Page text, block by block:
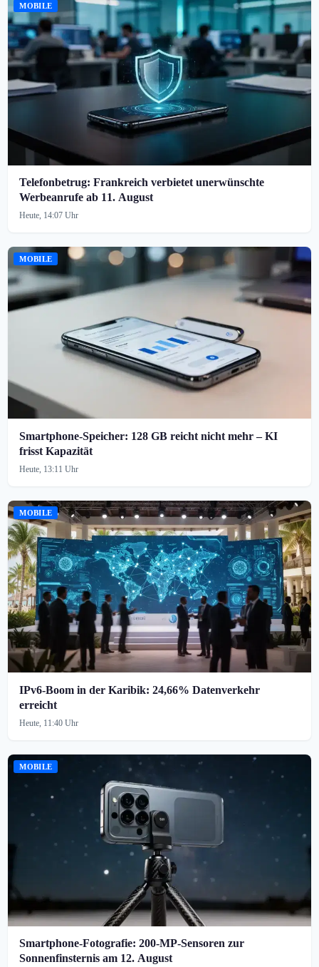
MOBILE
Telefonbetrug: Frankreich verbietet unerwünschte
Werbeanrufe ab 11. August
Heute, 14:07 Uhr
MOBILE
Smartphone-Speicher: 128 GB reicht nicht mehr – KI
frisst Kapazität
Heute, 13:11 Uhr
MOBILE
IPv6-Boom in der Karibik: 24,66% Datenverkehr
erreicht
Heute, 11:40 Uhr
MOBILE
Smartphone-Fotografie: 200-MP-Sensoren zur
Sonnenfinsternis am 12. August